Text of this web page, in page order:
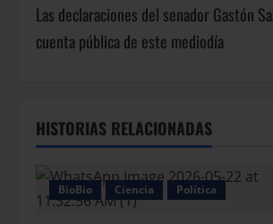
Las declaraciones del senador Gastón
cuenta pública de este mediodía
HISTORIAS RELACIONADAS
BioBio Ciencia Política